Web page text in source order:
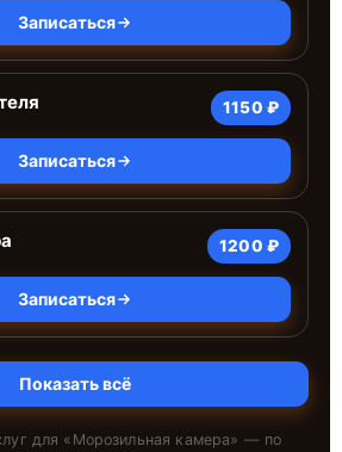
Записаться
1150 ₽
Записаться
1200 ₽
Записаться
Показать всё
для « Морозильная камера» — по